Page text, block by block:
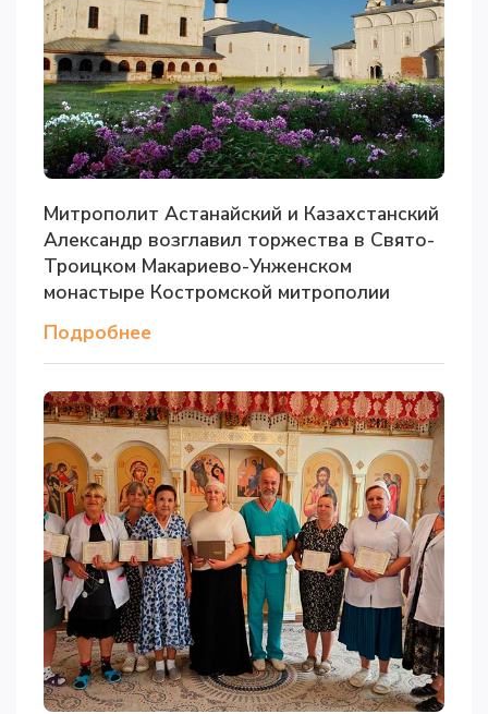
Митрополит Астанайский и Казахстанский
Александр возглавил торжества в Свято-
Троицком Макариево-Унженском
монастыре Костромской митрополии
Подробнее